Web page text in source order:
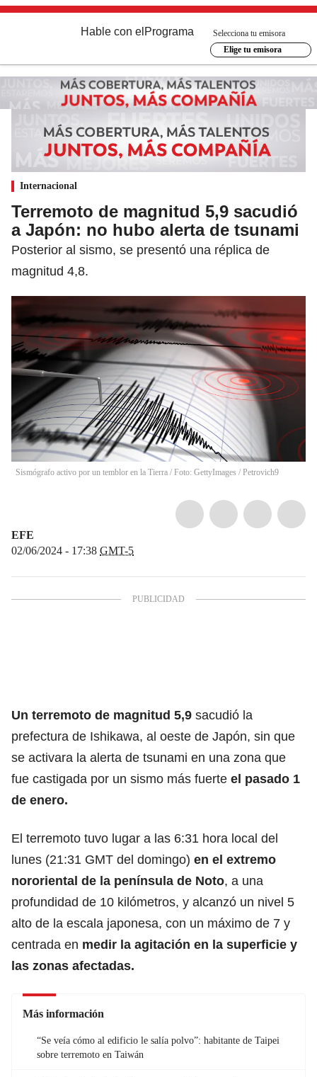
Hable con el Programa
Selecciona tu emisora
Elige tu emisora
Internacional
Terremoto de magnitud 5,9 sacudió
a Japón: no hubo alerta de tsunami
Posterior al sismo, se presentó una réplica de
magnitud 4,8.
Sismógrafo activo por un temblor en la Tierra / Foto: GettyImages / Petrovich9
EFE
02/06/2024 - 17:38 GMT-5
Un terremoto de magnitud 5,9 sacudió la
prefectura de Ishikawa, al oeste de Japón, sin que
se activara la alerta de tsunami en una zona que
fue castigada por un sismo más fuerte el pasado 1
de enero.
El terremoto tuvo lugar a las 6:31 hora local del
lunes (21:31 GMT del domingo) en el extremo
nororiental de la península de Noto, a una
profundidad de 10 kilómetros, y alcanzó un nivel 5
alto de la escala japonesa, con un máximo de 7 y
centrada en medir la agitación en la superficie y
las zonas afectadas.
Más información
“Se veía cómo al edificio le salía polvo”: habitante de Taipei
sobre terremoto en Taiwán